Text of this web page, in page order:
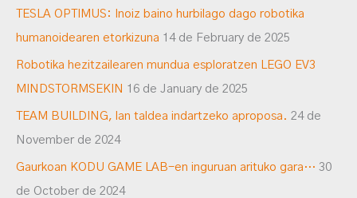
TESLA OPTIMUS: Inoiz baino hurbilago dago robotika
humanoidearen etorkizuna 14 de February de 2025
Robotika hezitzailearen mundua esploratzen LEGO EV3
MINDSTORMSEKIN 16 de January de 2025
TEAM BUILDING, lan taldea indartzeko aproposa. 24 de
November de 2024
Gaurkoan KODU GAME LAB-en inguruan arituko gara… 30
de October de 2024